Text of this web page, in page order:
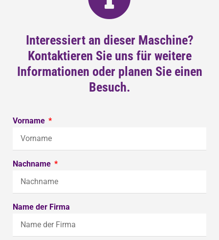
Interessiert an dieser Maschine?
Kontaktieren Sie uns für weitere
Informationen oder planen Sie einen
Besuch.
Vorname
Nachname
Name der Firma